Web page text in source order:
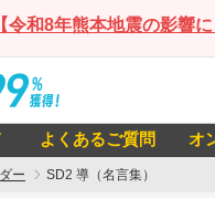
令和8年熊本地震の影響
よくあるご質問 オ
ー SD2 導（名言集）